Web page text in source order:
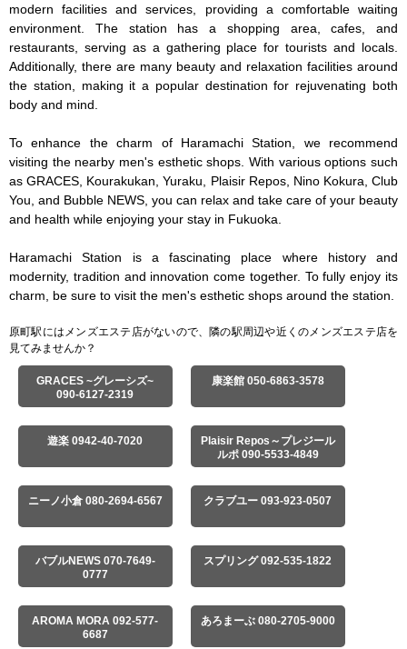
modern facilities and services, providing a comfortable waiting
environment. The station has a shopping area, cafes, and
restaurants, serving as a gathering place for tourists and locals.
Additionally, there are many beauty and relaxation facilities around
the station, making it a popular destination for rejuvenating both
body and mind.
To enhance the charm of Haramachi Station, we recommend
visiting the nearby men's esthetic shops. With various options such
as GRACES, Kourakukan, Yuraku, Plaisir Repos, Nino Kokura, Club
You, and Bubble NEWS, you can relax and take care of your beauty
and health while enjoying your stay in Fukuoka.
Haramachi Station is a fascinating place where history and
modernity, tradition and innovation come together. To fully enjoy its
charm, be sure to visit the men's esthetic shops around the station.
原町駅にはメンズエステ店がないので、隣の駅周辺や近くのメンズエステ店を
見てみませんか？
GRACES ~グレーシズ~
090-6127-2319
康楽館 050-6863-3578
遊楽 0942-40-7020
Plaisir Repos～プレジール
ルポ 090-5533-4849
ニーノ小倉 080-2694-6567 クラブユー 093-923-0507
バブルNEWS 070-7649-
0777
スプリング 092-535-1822
AROMA MORA 092-577-
6687
あろまーぶ 080-2705-9000